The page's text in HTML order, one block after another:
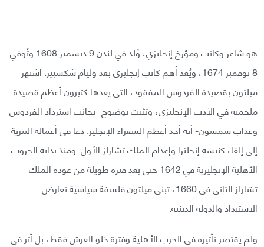
هو شاعر وكاتب ومؤرخ إنجليزي، وُلد في لندن 9 ديسمبر 1608 وتُوفي
8 نوفمبر 1674، ويُعد أهم كاتب إنجليزي بعد وليام شكسبير. اشتهر
ميلتون بقصيدة الفردوس المفقود، التي يعدها كثيرون أعظم قصيدة
ملحمية في الأدب الإنجليزي، وتثبت بوضوح -بجانب استرداد الفردوس
وعذاب شمشون- أنه أحد أعظم الشعراء الإنجليز. دعا في أعماله النثرية
إلى إلغاء كنيسة إنجلترا وإعدام الملك تشارلز الأول. ومنذ بداية الحروب
الأهلية الإنجليزية في 1642 حتى بعد فترة طويلة من عودة الملك
تشارلز الثاني في 1660، تبنى ميلتون فلسفة سياسية تعارض
الاستبداد والدولة الدينية.
ولم يقتصر تأثيره في الحرب الأهلية وفترة خلو العرش فقط، بل أثر في